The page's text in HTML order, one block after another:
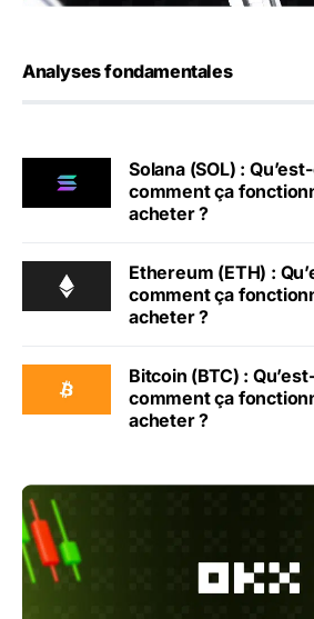
Analyses fondamentales
Solana (SOL) :
comment ça
acheter ?
Ethereum (ETH) :
comment ça
acheter ?
Bitcoin (BTC) :
comment ça
acheter ?